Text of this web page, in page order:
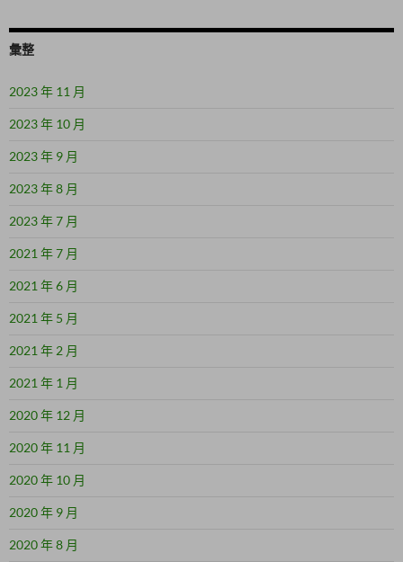
彙整
2023 年 11 月
2023 年 10 月
2023 年 9 月
2023 年 8 月
2023 年 7 月
2021 年 7 月
2021 年 6 月
2021 年 5 月
2021 年 2 月
2021 年 1 月
2020 年 12 月
2020 年 11 月
2020 年 10 月
2020 年 9 月
2020 年 8 月